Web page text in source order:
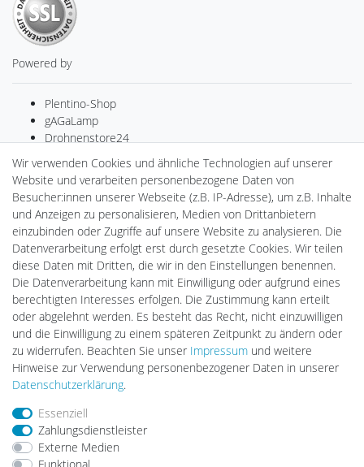
Powered by
Plentino-Shop
gAGaLamp
Drohnenstore24
MeinUSB
Batteriespeicher
PlentiSolar
Gebrauchtlicht
Ledkauf
DEYESOLAR
Lightech Connect
CardanLight Europe
FORTIMO LEDs
LED-RETROSHOP
Wallbox24
Impressum
Barrierefreiheitserklärung
Wir verwenden Cookies und ähnliche Technologien auf unserer
Website und verarbeiten personenbezogene Daten von
Besucher:innen unserer Webseite (z.B. IP-Adresse), um z.B. Inhalte
und Anzeigen zu personalisieren, Medien von Drittanbietern
einzubinden oder Zugriffe auf unsere Website zu analysieren. Die
Datenverarbeitung erfolgt erst durch gesetzte Cookies. Wir teilen
diese Daten mit Dritten, die wir in den Einstellungen benennen.
Die Datenverarbeitung kann mit Einwilligung oder aufgrund eines
berechtigten Interesses erfolgen. Die Zustimmung kann erteilt
oder abgelehnt werden. Es besteht das Recht, nicht einzuwilligen
und die Einwilligung zu einem späteren Zeitpunkt zu ändern oder
zu widerrufen. Beachten Sie unser Impressum und weitere
Hinweise zur Verwendung personenbezogener Daten in unserer
Daten­schutz­erklärung.
Essenziell
Zahlungsdienstleister
Externe Medien